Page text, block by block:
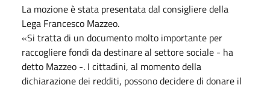
La mozione è stata presentata dal consigliere della
Lega Francesco Mazzeo.
«Si tratta di un documento molto importante per
raccogliere fondi da destinare al settore sociale - ha
detto Mazzeo -. I cittadini, al momento della
dichiarazione dei redditi, possono decidere di donare il